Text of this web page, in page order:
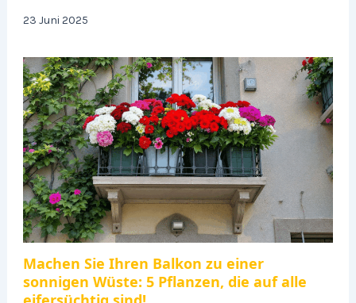
23 Juni 2025
Machen Sie Ihren Balkon zu einer
sonnigen Wüste: 5 Pflanzen, die auf alle